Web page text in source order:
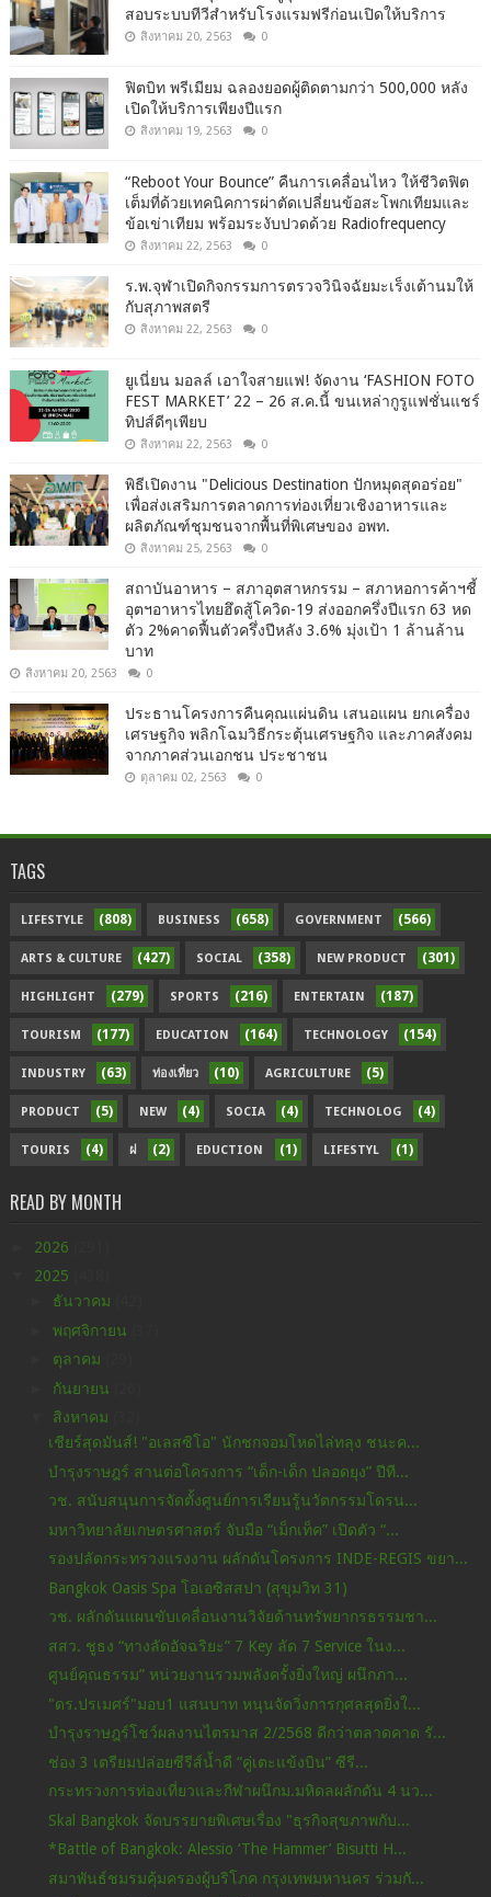
สอบระบบทีวีสำหรับโรงแรมฟรีก่อนเปิดให้บริการ
สิงหาคม 20, 2563 0
ฟิตบิท พรีเมียม ฉลองยอดผู้ติดตามกว่า 500,000 หลัง
เปิดให้บริการเพียงปีแรก
สิงหาคม 19, 2563 0
“Reboot Your Bounce” คืนการเคลื่อนไหว ให้ชีวิตฟิต
เต็มที่ด้วยเทคนิคการผ่าตัดเปลี่ยนข้อสะโพกเทียมและ
ข้อเข่าเทียม พร้อมระงับปวดด้วย Radiofrequency
สิงหาคม 22, 2563 0
ร.พ.จุฬาเปิดกิจกรรมการตรวจวินิจฉัยมะเร็งเต้านมให้
กับสุภาพสตรี
สิงหาคม 22, 2563 0
ยูเนี่ยน มอลล์ เอาใจสายแฟ! จัดงาน ‘FASHION FOTO
FEST MARKET’ 22 – 26 ส.ค.นี้ ขนเหล่ากูรูแฟชั่นแชร์
ทิปส์ดีๆเพียบ
สิงหาคม 22, 2563 0
พิธีเปิดงาน "Delicious Destination ปักหมุดสุดอร่อย"
เพื่อส่งเสริมการตลาดการท่องเที่ยวเชิงอาหารและ
ผลิตภัณฑ์ชุมชนจากพื้นที่พิเศษของ อพท.
สิงหาคม 25, 2563 0
สถาบันอาหาร – สภาอุตสาหกรรม – สภาหอการค้าฯชี้
อุตฯอาหารไทยฮึดสู้โควิด-19 ส่งออกครึ่งปีแรก 63 หด
ตัว 2%คาดฟื้นตัวครึ่งปีหลัง 3.6% มุ่งเป้า 1 ล้านล้าน
บาท
สิงหาคม 20, 2563 0
ประธานโครงการคืนคุณแผ่นดิน เสนอแผน ยกเครื่อง
เศรษฐกิจ พลิกโฉมวิธีกระตุ้นเศรษฐกิจ และภาคสังคม
จากภาคส่วนเอกชน ประชาชน
ตุลาคม 02, 2563 0
TAGS
LIFESTYLE (808) BUSINESS (658) GOVERNMENT (566)
ARTS & CULTURE (427) SOCIAL (358) NEW PRODUCT (301)
HIGHLIGHT (279) SPORTS (216) ENTERTAIN (187)
TOURISM (177) EDUCATION (164) TECHNOLOGY (154)
INDUSTRY (63) ท่องเที่ยว (10) AGRICULTURE (5)
PRODUCT (5) NEW (4) SOCIA (4) TECHNOLOG (4)
TOURIS (4) ฝ (2) EDUCTION (1) LIFESTYL (1)
READ BY MONTH
2026
2025
ธันวาคม
พฤศจิกายน
ตุลาคม
กันยายน
สิงหาคม
เชียร์สุดมันส์! "อเลสซิโอ" นักชกจอมโหดไล่ทลุง ชนะค...
บำรุงราษฎร์ สานต่อโครงการ “เด็ก-เด็ก ปลอดยุง” ปีที...
วช. สนับสนุนการจัดตั้งศูนย์การเรียนรู้นวัตกรรมโดรน...
มหาวิทยาลัยเกษตรศาสตร์ จับมือ “เม็กเท็ค” เปิดตัว “...
รองปลัดกระทรวงแรงงาน ผลักดันโครงการ INDE-REGIS ขยา...
Bangkok Oasis Spa โอเอซิสสปา (สุขุมวิท 31)
วช. ผลักดันแผนขับเคลื่อนงานวิจัยด้านทรัพยากรธรรมชา...
สสว. ชูธง “ทางลัดอัจฉริยะ” 7 Key ลัด 7 Service ในง...
ศูนย์คุณธรรม” หน่วยงานรวมพลังครั้งยิ่งใหญ่ ผนึกภา...
"ดร.ปรเมศร์"มอบ1 แสนบาท หนุนจัดวิ่งการกุศลสุดยิ่งใ...
บำรุงราษฎร์โชว์ผลงานไตรมาส 2/2568 ดีกว่าตลาดคาด รั...
ช่อง 3 เตรียมปล่อยซีรีส์น้ำดี “คู่เตะแข้งบิน” ซีรี...
กระทรวงการท่องเที่ยวและกีฬาผนึกม.มหิดลผลักดัน 4 นว...
Skal Bangkok จัดบรรยายพิเศษเรื่อง "ธุรกิจสุขภาพกับ...
*Battle of Bangkok: Alessio ‘The Hammer’ Bisutti H...
สมาพันธ์ชมรมคุ้มครองผู้บริโภค กรุงเทพมหานคร ร่วมกั...